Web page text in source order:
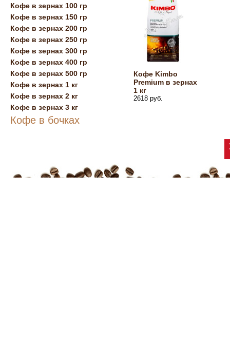
Кофе в зернах 100 гр
Кофе в зернах 150 гр
Кофе в зернах 200 гр
Кофе в зернах 250 гр
Кофе в зернах 300 гр
Кофе в зернах 400 гр
Кофе в зернах 500 гр
Кофе в зернах 1 кг
Кофе в зернах 2 кг
Кофе в зернах 3 кг
Кофе в бочках
Кофе Kimbo
Premium в зернах
1 кг
2618 руб.